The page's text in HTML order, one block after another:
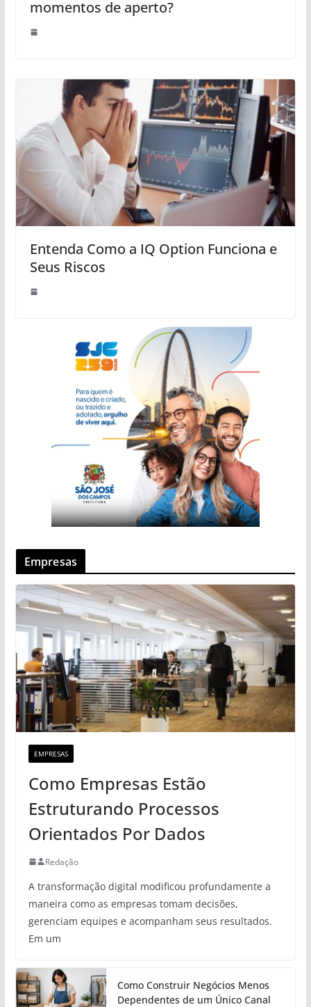
momentos de aperto?
Entenda Como a IQ Option Funciona e
Seus Riscos
Empresas
EMPRESAS
Como Empresas Estão
Estruturando Processos
Orientados Por Dados
Redação
A transformação digital modificou profundamente a
maneira como as empresas tomam decisões,
gerenciam equipes e acompanham seus resultados.
Em um
Como Construir Negócios Menos
Dependentes de um Único Canal